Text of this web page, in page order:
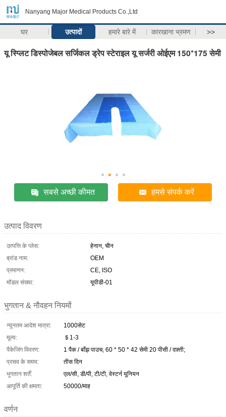
Nanyang Major Medical Products Co.,Ltd
घर उत्पादों हमारे बारे में कारखाना भ्रमण >>
यू स्प्लिट डिस्पोजेबल सर्जिकल ड्रेप स्टेराइल यू सर्जरी ओईएम 150*175 सेमी
सबसे अच्छी कीमत हमसे संपर्क करें
उत्पाद विवरण
उत्पत्ति के प्लेस:
हेनान, चीन
ब्रांड नाम:
OEM
प्रमाणन:
CE, ISO
मॉडल संख्या:
यूपीडी-01
भुगतान & नौवहन नियमों
न्यूनतम आदेश मात्रा:
1000सेट
मूल्य:
＄1-3
पैकेजिंग विवरण:
1 पैक / बाँझ पाउच, 60 * 50 * 42 सेमी 20 पीसी / दफ़्ती;
प्रसव के समय:
तीस दिन
भुगतान शर्तें:
एल/सी, डी/पी, टी/टी, वेस्टर्न यूनियन
आपूर्ति की क्षमता:
50000/माह
वर्णन